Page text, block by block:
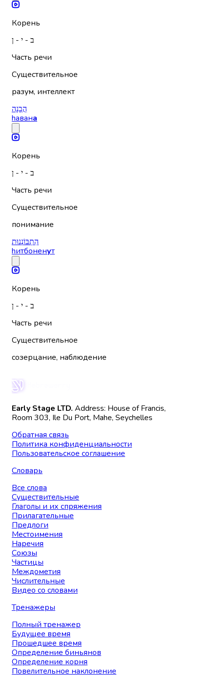
Корень
ב - י - ן
Часть речи
Существительное
разум, интеллект
הֲבָנָה
hавана
Корень
ב - י - ן
Часть речи
Существительное
понимание
הִתְבּוֹנְנוּת
hитбоненут
Корень
ב - י - ן
Часть речи
Существительное
созерцание, наблюдение
Early Stage LTD. Address: House of Francis,
Room 303, Ile Du Port, Mahe, Seychelles
Обратная связь
Политика конфиденциальности
Пользовательское соглашение
Словарь
Все слова
Существительные
Глаголы и их спряжения
Прилагательные
Предлоги
Местоимения
Наречия
Союзы
Частицы
Междометия
Числительные
Видео со словами
Тренажеры
Полный тренажер
Будущее время
Прошедшее время
Определение биньянов
Определение корня
Повелительное наклонение